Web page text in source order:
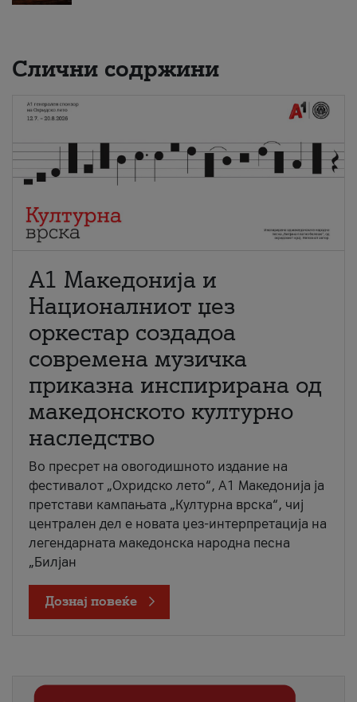
Слични содржини
А1 Македонија и
Националниот џез
оркестар создадоа
современа музичка
приказна инспирирана од
македонското културно
наследство
Во пресрет на овогодишното издание на
фестивалот „Охридско лето“, А1 Македонија ја
претстави кампањата „Културна врска“, чиј
централен дел е новата џез-интерпретација на
легендарната македонска народна песна
„Билјан
Дознај повеќе